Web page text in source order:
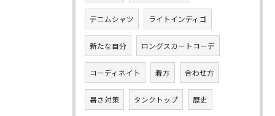
デニムシャツ ライトインディゴ
新たな自分 ロングスカートコーデ
コーディネイト 着方 合わせ方
暑さ対策 タンクトップ 歴史